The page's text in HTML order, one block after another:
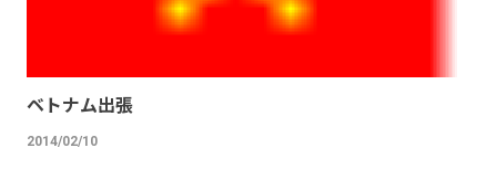
ベトナム出張
2014/02/10